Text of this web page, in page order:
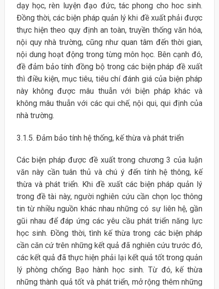
dạy học, rèn luyện đạo đức, tác phong cho hoc sinh.
Đồng thời, các biện pháp quản lý khi đề xuất phải được
thực hiện theo quy định an toàn, truyền thống văn hóa,
nội quy nhà trường, cũng như quan tâm đến thời gian,
nội dung hoạt động trong từng môn học. Bên cạnh đó,
đề đảm bảo tính đồng bộ trong các biện pháp đề xuất
thì điều kiện, mục tiêu, tiêu chí đánh giá của biện pháp
này không được mâu thuẫn với biện pháp khác và
không mâu thuẫn với các qui chế, nội qui, qui định của
nhà trường.
3.1.5. Đảm bảo tính hệ thống, kế thừa và phát triển
Các biện pháp được đề xuất trong chương 3 của luận
văn này cần tuân thủ và chú ý đến tính hệ thông, kế
thừa và phát triển. Khi đề xuất các biện pháp quản lý
trong đề tài này, người nghiên cứu cần chọn lọc thông
tin từ nhiều nguồn khác nhau những có sự liên hệ, gần
gũi nhau để đáp ứng các yêu cầu phát triển năng lực
học sinh. Đồng thời, tình kế thừa trong các biện pháp
cần căn cứ trên những kết quả đã nghiên cứu trước đó,
các kết quả đã thực hiện phải lại kết quả tốt trong quản
lý phòng chống Bạo hành học sinh. Từ đó, kế thừa
những thành quả tốt và phát triển, mở rộng thêm những